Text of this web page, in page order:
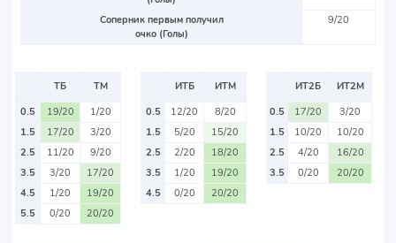
Соперник первым получил
очко (Голы)
9/20
ТБ
ТМ
0.5
19/20
1/20
1.5
17/20
3/20
2.5
11/20
9/20
3.5
3/20
17/20
4.5
1/20
19/20
5.5
0/20 20/20
ИТБ
ИТМ
0.5
12/20
8/20
1.5
5/20
15/20
2.5
2/20
18/20
3.5
1/20
19/20
4.5
0/20 20/20
ИТ2Б
ИТ2М
0.5
17/20
3/20
1.5
10/20
10/20
2.5
4/20
16/20
3.5
0/20 20/20